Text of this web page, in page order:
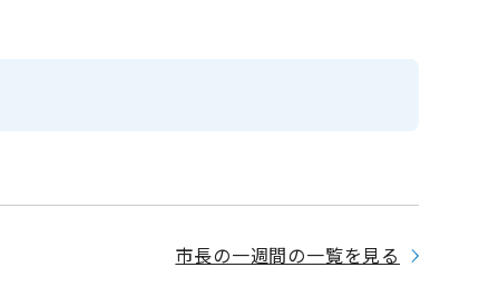
市長の一週間の一覧を見る